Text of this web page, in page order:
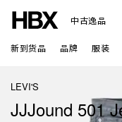
中古逸品
新到货品 品牌 服装
LEVI'S
JJJound 501